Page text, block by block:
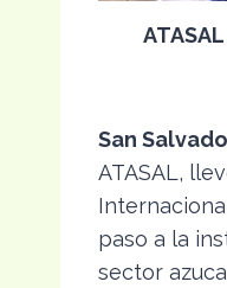
ATASAL
San
ATASAL,
paso a la
sector